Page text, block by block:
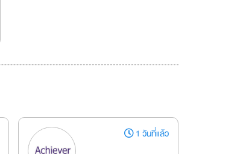
1 วันที่แล้ว